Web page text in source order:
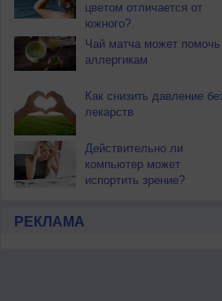
цветом отличается от
южного?
Чай матча может помочь
аллергикам
Как снизить давление
лекарств
Действительно ли
компьютер может
испортить зрение?
РЕКЛАМА